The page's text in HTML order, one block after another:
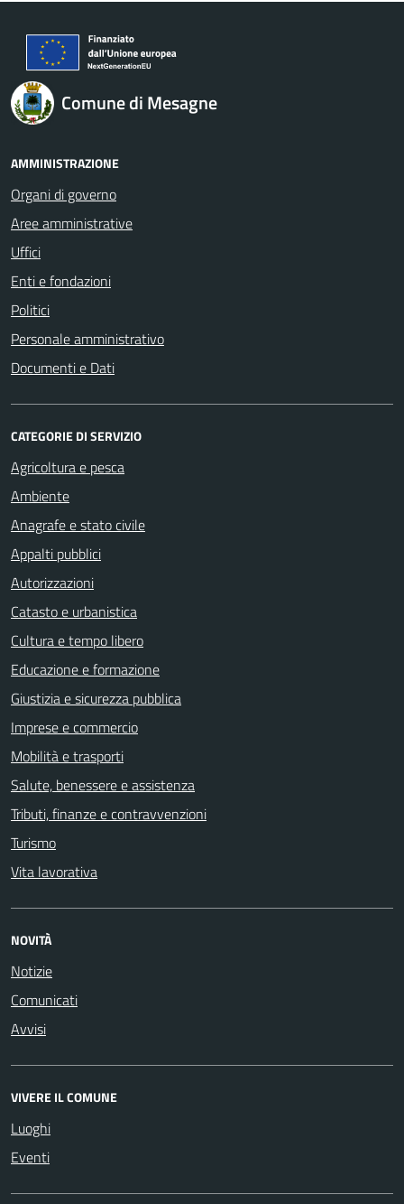
Comune di Mesagne
AMMINISTRAZIONE
Organi di governo
Aree amministrative
Uffici
Enti e fondazioni
Politici
Personale amministrativo
Documenti e Dati
CATEGORIE DI SERVIZIO
Agricoltura e pesca
Ambiente
Anagrafe e stato civile
Appalti pubblici
Autorizzazioni
Catasto e urbanistica
Cultura e tempo libero
Educazione e formazione
Giustizia e sicurezza pubblica
Imprese e commercio
Mobilità e trasporti
Salute, benessere e assistenza
Tributi, finanze e contravvenzioni
Turismo
Vita lavorativa
NOVITÀ
Notizie
Comunicati
Avvisi
VIVERE IL COMUNE
Luoghi
Eventi